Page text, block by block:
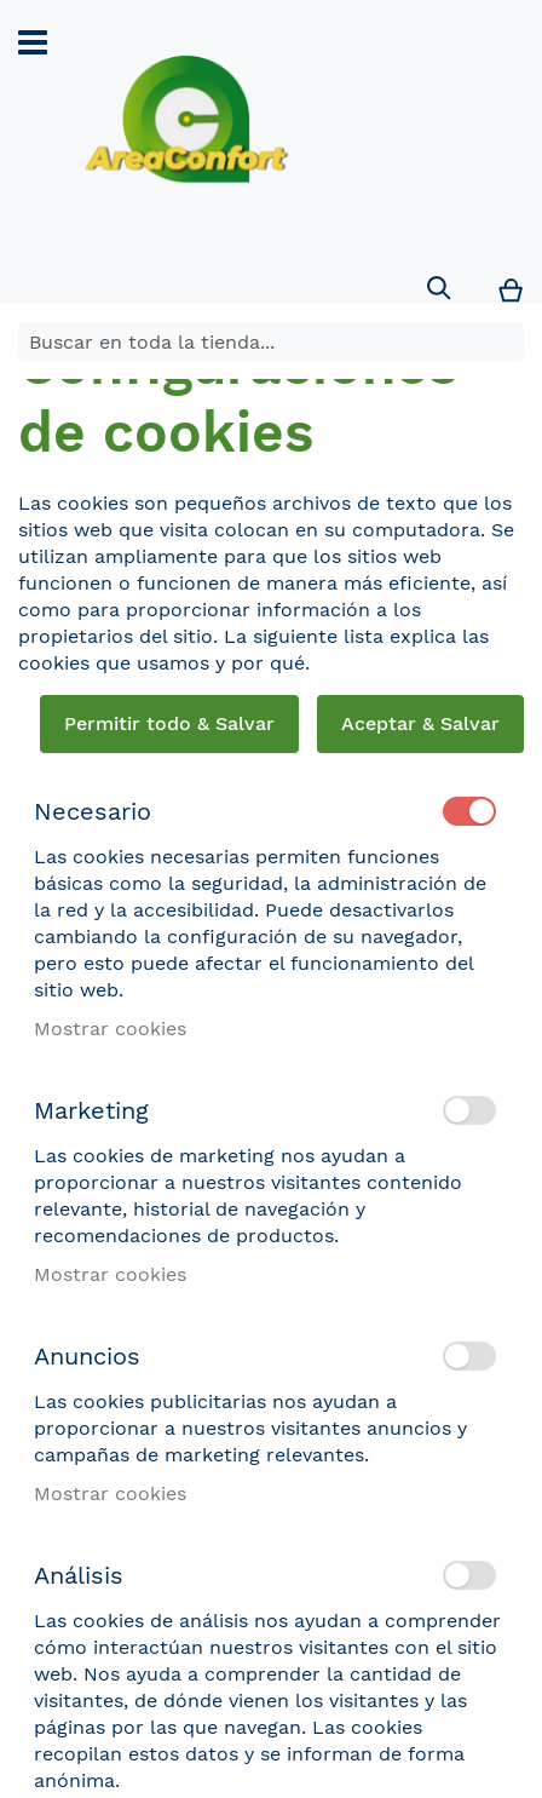
Search
Configuraciones
de cookies
Las cookies son pequeños archivos de texto que los
sitios web que visita colocan en su computadora. Se
utilizan ampliamente para que los sitios web
funcionen o funcionen de manera más eficiente, así
como para proporcionar información a los
propietarios del sitio. La siguiente lista explica las
cookies que usamos y por qué.
Permitir todo & Salvar Aceptar & Salvar
Necesario
Las cookies necesarias permiten funciones
básicas como la seguridad, la administración de
la red y la accesibilidad. Puede desactivarlos
cambiando la configuración de su navegador,
pero esto puede afectar el funcionamiento del
sitio web.
Mostrar cookies
Marketing
Las cookies de marketing nos ayudan a
proporcionar a nuestros visitantes contenido
relevante, historial de navegación y
recomendaciones de productos.
Mostrar cookies
Anuncios
Las cookies publicitarias nos ayudan a
proporcionar a nuestros visitantes anuncios y
campañas de marketing relevantes.
Mostrar cookies
Análisis
Las cookies de análisis nos ayudan a comprender
cómo interactúan nuestros visitantes con el sitio
web. Nos ayuda a comprender la cantidad de
visitantes, de dónde vienen los visitantes y las
páginas por las que navegan. Las cookies
recopilan estos datos y se informan de forma
anónima.